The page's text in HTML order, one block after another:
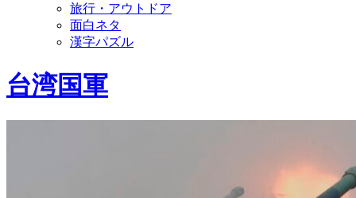
旅行・アウトドア
面白ネタ
漢字パズル
台湾国軍